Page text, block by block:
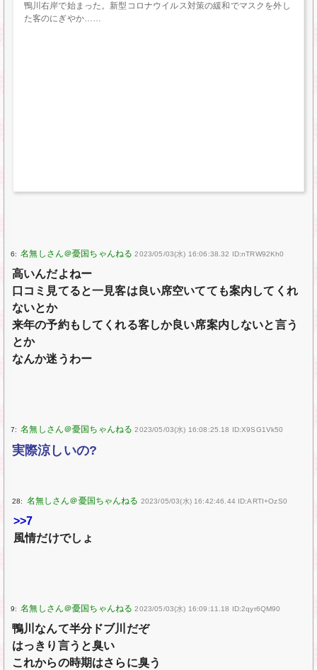
鴨川右岸で始まった。新型コロナウイルス対策の緩和でマスクを外し
た客のにぎやか…
6: 2023/05/03(水) 16:06:38.32 ID:nTRW92Kh0
高いんだよねー
口コミ見てると一見客は良い席空いてても案内してくれ
ないとか
来年の予約もしてくれる客しか良い席案内しないと言う
とか
なんか迷うわー
7: 2023/05/03(水) 16:08:25.18 ID:X9SG1Vk50
実際涼しいの?
28: 2023/05/03(水) 16:42:46.44 ID:ARTI+OzS0
>>7
風情だけでしょ
9: 2023/05/03(水) 16:09:11.18 ID:2qyr6QM90
鴨川なんて半分ドブ川だぞ
はっきり言うと臭い
これからの時期はさらに臭う